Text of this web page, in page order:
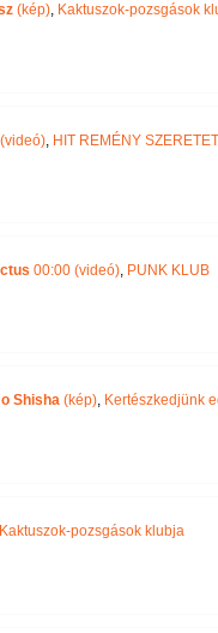
(kép), Kaktuszok-pozsgások
, HIT REMÉNY SZERETET
00:00 (videó), PUNK KLUB
Shisha (kép), Kertészkedjünk
Kaktuszok-pozsgások klubja